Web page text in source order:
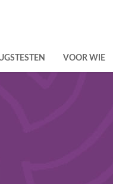
VOOR WIE